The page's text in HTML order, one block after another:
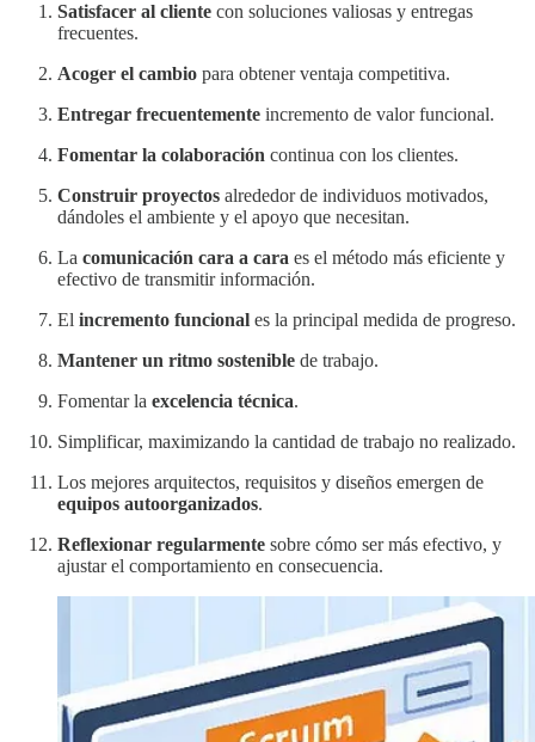
Satisfacer al cliente con soluciones valiosas y entregas
frecuentes.
Acoger el cambio para obtener ventaja competitiva.
Entregar frecuentemente incremento de valor funcional.
Fomentar la colaboración continua con los clientes.
Construir proyectos alrededor de individuos motivados,
dándoles el ambiente y el apoyo que necesitan.
La comunicación cara a cara es el método más eficiente y
efectivo de transmitir información.
El incremento funcional es la principal medida de progreso.
Mantener un ritmo sostenible de trabajo.
Fomentar la excelencia técnica.
Simplificar, maximizando la cantidad de trabajo no realizado.
Los mejores arquitectos, requisitos y diseños emergen de
equipos autoorganizados.
Reflexionar regularmente sobre cómo ser más efectivo, y
ajustar el comportamiento en consecuencia.